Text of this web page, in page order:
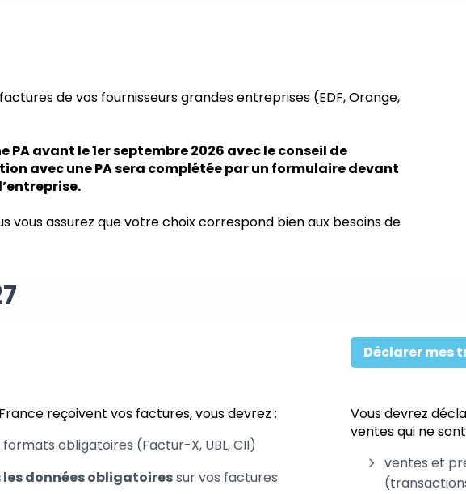
de vos fournisseurs grandes entreprises (EDF, Orange,
avant le 1er septembre 2026 avec le conseil de
avec une PA sera complétée par un formulaire devant
assurez que votre choix correspond bien aux besoins de
reçoivent vos factures, vous devrez :
formats obligatoires (Factur-X, UBL, CII)
données obligatoiressur vos factures
Déclarer mes
Vous devrez
ventes qui ne
ventes et